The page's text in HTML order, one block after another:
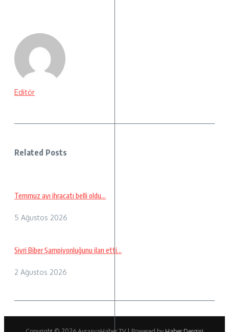
Editör
Related Posts
Temmuz ayı ihracatı belli oldu…
5 Ağustos 2026
Sivri Biber Şampiyonluğunu ilan etti…
2 Ağustos 2026